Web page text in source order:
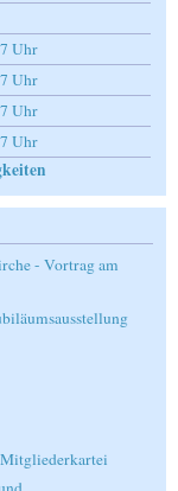
Uhr
Uhr
Uhr
Uhr
- Vortrag am